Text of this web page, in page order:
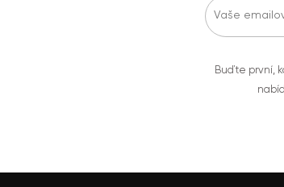
Buďte první,